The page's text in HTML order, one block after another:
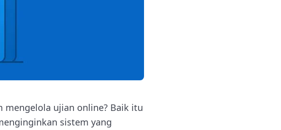
mengelola ujian online? Baik itu
sistem yang